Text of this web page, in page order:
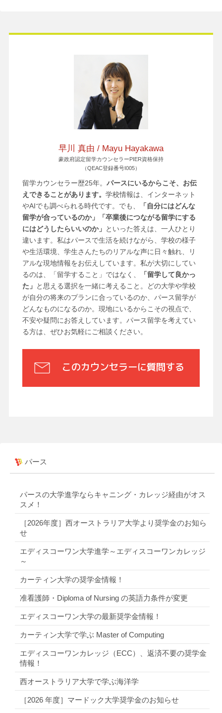
早川 真由 / Mayu Hayakawa
豪政府認定留学カウンセラーPIER資格保持
（QEAC登録番号I005）
留学カウンセラー歴25年。 パースにいるからこそ、お伝
えできることがあります。 学校情報は、インターネット
やAIでも調べられる時代です。でも、
「自分にはどんな
留学が合っているのか」「卒業後につながる留学にする
にはどうしたらいいのか」 といった答えは、一人ひとり
違います。私はパースで生活を続けながら、学校の様子
や生活環境、学生さんたちのリアルな声に日々触れ、リ
アルな現地情報をお伝えしています。私が大切にしてい
るのは、「留学すること」ではなく、
「留学して良かっ
た」 と思える選択を一緒に考えること。どの大学や学校
が自分の将来のプランに合っているのか、パース留学が
どんなものになるのか。現地にいるからこその視点で、
不安や疑問にお答えしています。パース留学を考えてい
る方は、ぜひお気軽にご相談ください。
このカウンセラーに質問する
パース
パースの大学進学ならキャニング・カレッジ経由がオス
スメ！
［2026年度］西オーストラリア大学より奨学金のお知ら
せ
エディスコーワン大学進学～エディスコーワンカレッジ
～
カーティン大学の奨学金情報！
准看護師・Diploma of Nursing の英語力条件が変更
エディスコーワン大学の最新奨学金情報！
カーティン大学で学ぶ Master of Computing
エディスコーワンカレッジ（ECC）、返済不要の奨学金
情報！
西オーストラリア大学で学ぶ海洋学
［2026 年度］マードック大学奨学金のお知らせ